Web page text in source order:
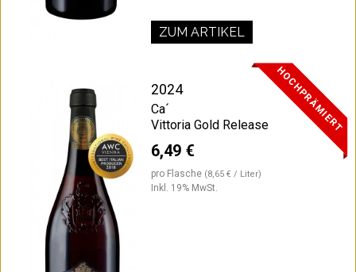
ZUM ARTIKEL
HOCHPRÄMIERT
2024
Ca´
Vittoria Gold Release
6,49 €
pro Flasche (8,65 € / Liter)
Inkl. 19% MwSt.